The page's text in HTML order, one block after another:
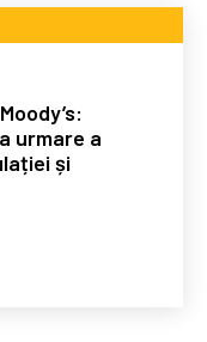
urmare a
și